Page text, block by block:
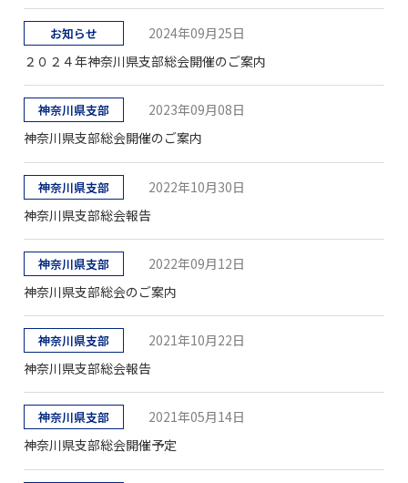
お知らせ
2024年09月25日
２０２４年神奈川県支部総会開催のご案内
神奈川県支部
2023年09月08日
神奈川県支部総会開催のご案内
神奈川県支部
2022年10月30日
神奈川県支部総会報告
神奈川県支部
2022年09月12日
神奈川県支部総会のご案内
神奈川県支部
2021年10月22日
神奈川県支部総会報告
神奈川県支部
2021年05月14日
神奈川県支部総会開催予定